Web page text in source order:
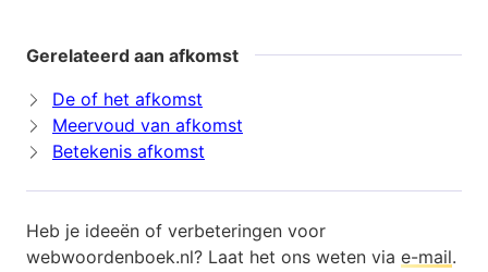
Gerelateerd aan afkomst
De of het afkomst
Meervoud van afkomst
Betekenis afkomst
Heb je ideeën of verbeteringen voor
webwoordenboek.nl? Laat het ons weten via e-mail.